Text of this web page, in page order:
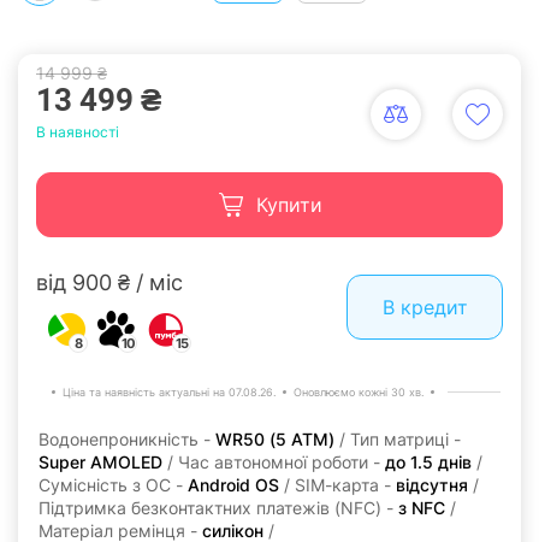
14 999 ₴
13 499 ₴
В наявності
Купити
від 900 ₴ / міс
8 10 15
В кредит
Ціна та наявність актуальні на 07.08.26. Оновлюємо кожні 30 хв.
Водонепроникність - WR50 (5 ATM) / Тип матриці -
Super AMOLED / Час автономної роботи - до 1.5 днів /
Сумісність з ОС - Android OS / SIM-карта - відсутня /
Підтримка безконтактних платежів (NFC) - з NFC /
Матеріал ремінця - силікон /